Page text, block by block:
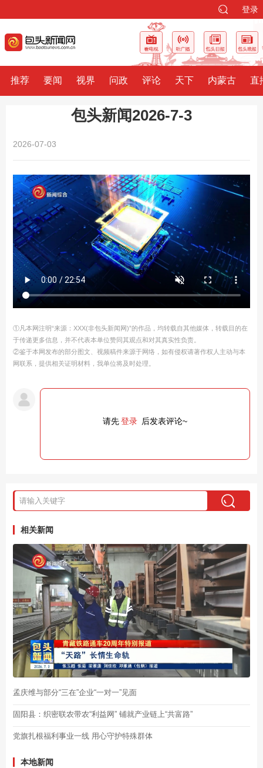
登录
推荐 要闻 视界 问政 评论 天下 内蒙古 直
包头新闻2026-7-3
2026-07-03
①凡本网注明“来源：XXX(非包头新闻网)”的作品，均转载自其他媒体，转载目的在
于传递更多信息，并不代表本单位赞同其观点和对其真实性负责。
②鉴于本网发布的部分图文、视频稿件来源于网络，如有侵权请著作权人主动与本
网联系，提供相关证明材料，我单位将及时处理。
请先登录 后发表评论~
相关新闻
孟庆维与部分“三在”企业“一对一”见面
固阳县：织密联农带农“利益网” 铺就产业链上“共富路”
党旗扎根福利事业一线 用心守护特殊群体
本地新闻